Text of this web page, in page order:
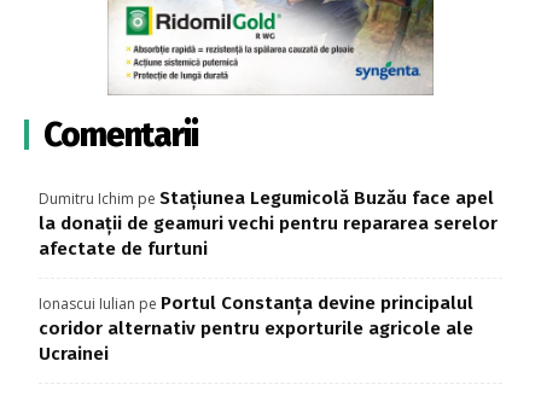
Comentarii
Dumitru Ichim pe Stațiunea Legumicolă Buzău face apel
la donații de geamuri vechi pentru repararea serelor
afectate de furtuni
Ionascui Iulian pe Portul Constanța devine principalul
coridor alternativ pentru exporturile agricole ale
Ucrainei